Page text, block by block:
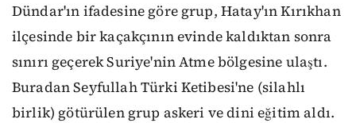
Dündar'ın ifadesine göre grup, Hatay'ın Kırıkhan
ilçesinde bir kaçakçının evinde kaldıktan sonra
sınırı geçerek Suriye'nin Atme bölgesine ulaştı.
Buradan Seyfullah Türki Ketibesi'ne (silahlı
birlik) götürülen grup askeri ve dini eğitim aldı.